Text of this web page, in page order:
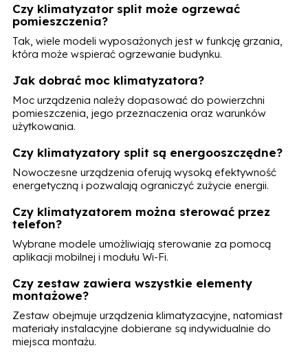
Czy klimatyzator split może ogrzewać
pomieszczenia?
Tak, wiele modeli wyposażonych jest w funkcję grzania,
która może wspierać ogrzewanie budynku.
Jak dobrać moc klimatyzatora?
Moc urządzenia należy dopasować do powierzchni
pomieszczenia, jego przeznaczenia oraz warunków
użytkowania.
Czy klimatyzatory split są energooszczędne?
Nowoczesne urządzenia oferują wysoką efektywność
energetyczną i pozwalają ograniczyć zużycie energii.
Czy klimatyzatorem można sterować przez
telefon?
Wybrane modele umożliwiają sterowanie za pomocą
aplikacji mobilnej i modułu Wi-Fi.
Czy zestaw zawiera wszystkie elementy
montażowe?
Zestaw obejmuje urządzenia klimatyzacyjne, natomiast
materiały instalacyjne dobierane są indywidualnie do
miejsca montażu.